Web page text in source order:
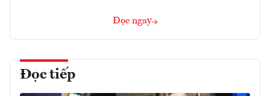
Đọc ngay
Đọc tiếp